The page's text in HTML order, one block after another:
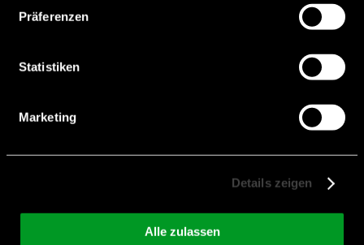
Präferenzen
Statistiken
Marketing
Details zeigen
Alle zulassen
Automotive